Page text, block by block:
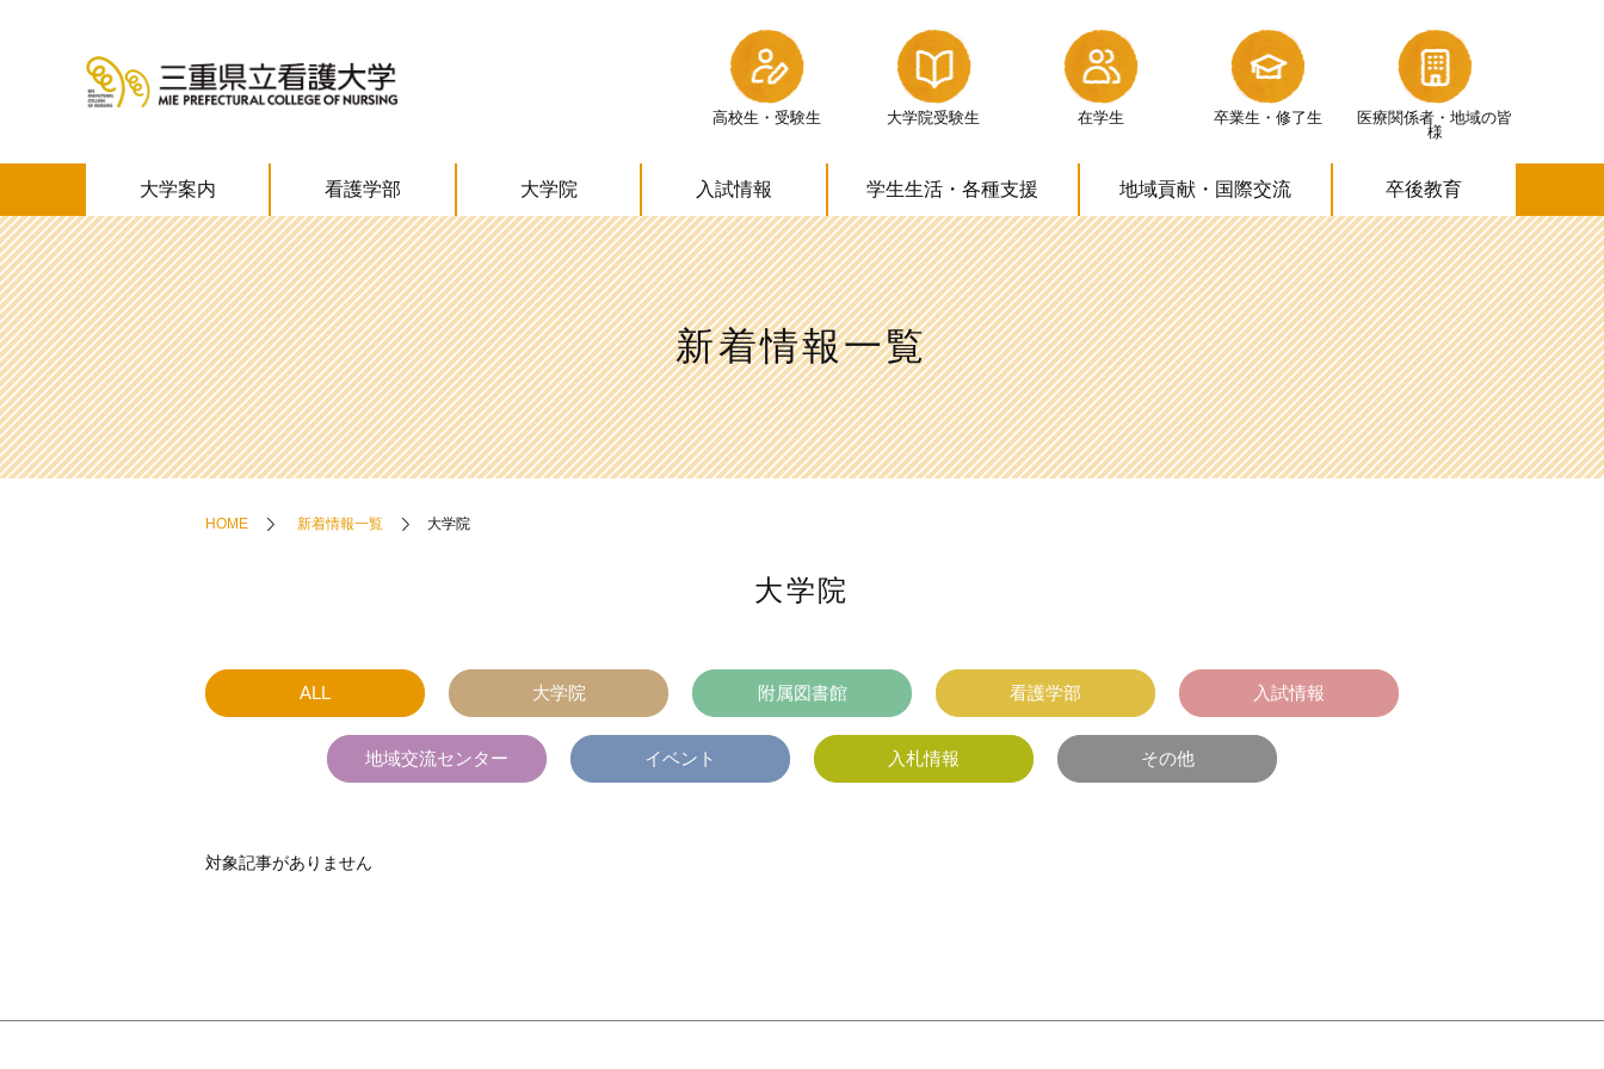
高校生・受験生 大学院受験生 在学生 卒業生・修了生 医療関係者・ 地域の皆
様
大学案内 看護学部 大学院 入試情報 学生生活・各種支援 地域貢献・ 国際交流 卒後教育
新着情報一覧
HOME 新着情報一覧 大学院
大学院
ALL 大学院 附属図書館 看護学部 入試情報
地域交流センター イベント 入札情報 その他
対象記事がありません